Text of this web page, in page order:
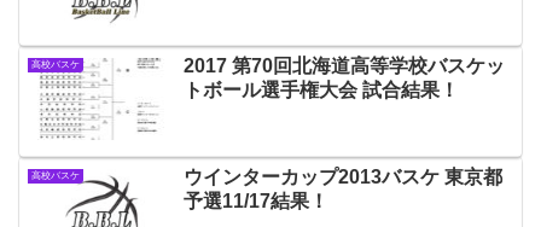
高校バスケ
2017 第70回北海道高等学校バスケッ
トボール選手権大会 試合結果！
高校バスケ
ウインターカップ2013バスケ 東京都
予選11/17結果！